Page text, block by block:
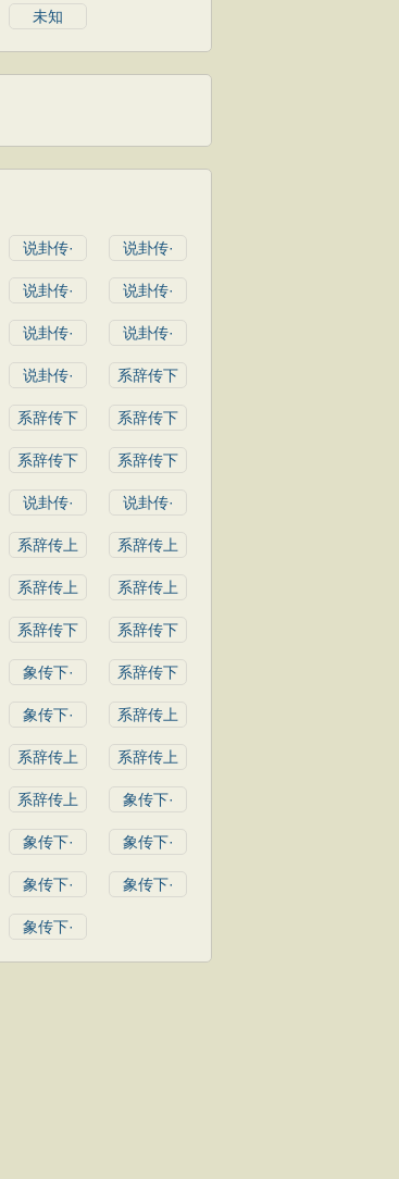
未知
说卦传· 说卦传·
说卦传· 说卦传·
说卦传· 说卦传·
说卦传· 系辞传下
系辞传下 系辞传下
系辞传下 系辞传下
说卦传· 说卦传·
系辞传上 系辞传上
系辞传上 系辞传上
系辞传下 系辞传下
象传下· 系辞传下
象传下· 系辞传上
系辞传上 系辞传上
系辞传上 象传下·
象传下· 象传下·
象传下· 象传下·
象传下·